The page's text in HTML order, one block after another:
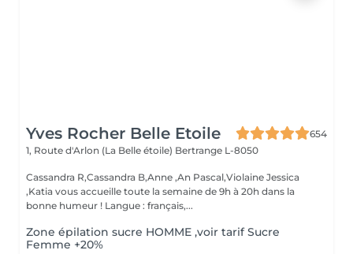
Yves Rocher Belle Etoile
654
1, Route d'Arlon (La Belle étoile) Bertrange L-8050
Cassandra R,Cassandra B,Anne ,An Pascal,Violaine Jessica
,Katia vous accueille toute la semaine de 9h à 20h dans la
bonne humeur ! Langue : français,...
Zone épilation sucre HOMME ,voir tarif Sucre
Femme +20%